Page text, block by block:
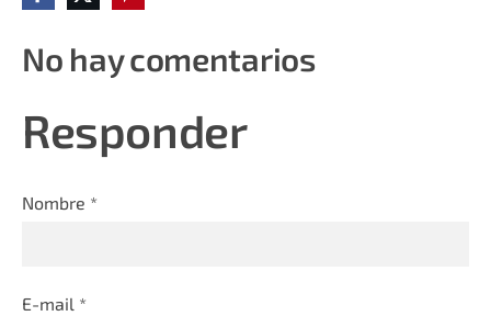
No hay comentarios
Responder
Nombre *
E-mail *